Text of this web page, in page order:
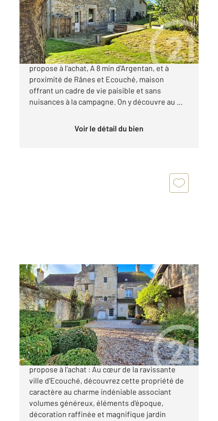
Maison à vendre
195 200 €
Votre agence CENTURY 21 ML Immobilier vous
propose à l'achat, A 8 min d'Argentan, et à
proximité de Rânes et Ecouché, maison
offrant un cadre de vie paisible et sans
nuisances à la campagne. On y découvre au ...
Voir le détail du bien
ECOUCHE LES VALLEES 61
271 m2, 10 pièces
Ref : 12813
Maison à vendre
445 000 €
Votre agence CENTURY 21 ML Immobilier vous
propose à l'achat : Au cœur de la ravissante
ville d'Ecouché, découvrez cette propriété de
caractère au charme indéniable associant
volumes généreux, éléments d'époque,
décoration raffinée et magnifique jardin